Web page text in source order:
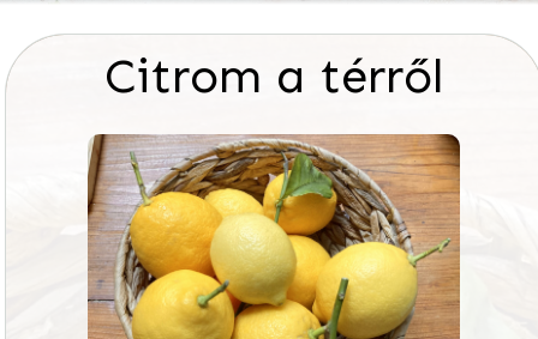
Citrom a térről